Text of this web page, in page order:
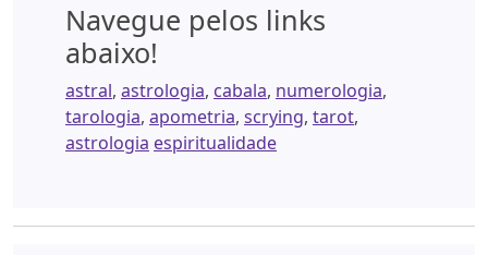
Navegue pelos links
abaixo!
astral, astrologia, cabala, numerologia,
tarologia, apometria, scrying, tarot,
astrologia espiritualidade